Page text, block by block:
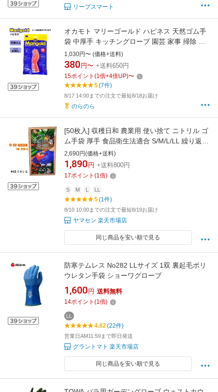
リープスマート
オカモト マリーゴールド ハピネス 天然ゴム手
袋 中厚手 キッチングローブ 園芸 家事 掃除 食
器洗い メール便対応
1,030円〜 (価格+送料)
380 円〜 +送料650円
15ポイント (1倍+4倍UP)〜
5(7件)
8/17 14:00までの注文で最短8/18お届け
のらのら
[50枚入] 収穫日和 農業用 使い捨て ニトリル ゴ
ム手袋 厚手 食品衛生法適合 S/M/L/LL 繰り返し
使える 2層構造 左右兼用 洗える 耐油 破けにく
い 丈夫 エンボス加工 すべり止め 農業 農作業
畑 園芸用 野菜 フルーツ トマト ナス ディスポ
2,690円(価格+送料)
1,890 円 +送料800円
17ポイント (1倍)
S M L LL
5(1件)
8/10 10:00までの注文で最短8/19お届け
ヤマセン 楽天市場店
同じ商品を安い順で見る
防寒テムレス No282 LLサイズ 1双 裏起毛ポリ
ウレタン手袋 ショーワグローブ
1,600 円 送料無料
14ポイント (1倍)
LL
4.82(22件)
営業日AM11:59まで即日発送
グラントマト 楽天市場店
同じ商品を安い順で見る